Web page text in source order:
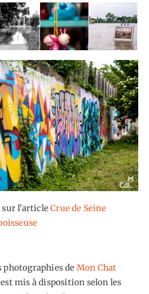
sur l'articleCrue de Seine
photographiesde Mon Chat
est mis à disposition selon les